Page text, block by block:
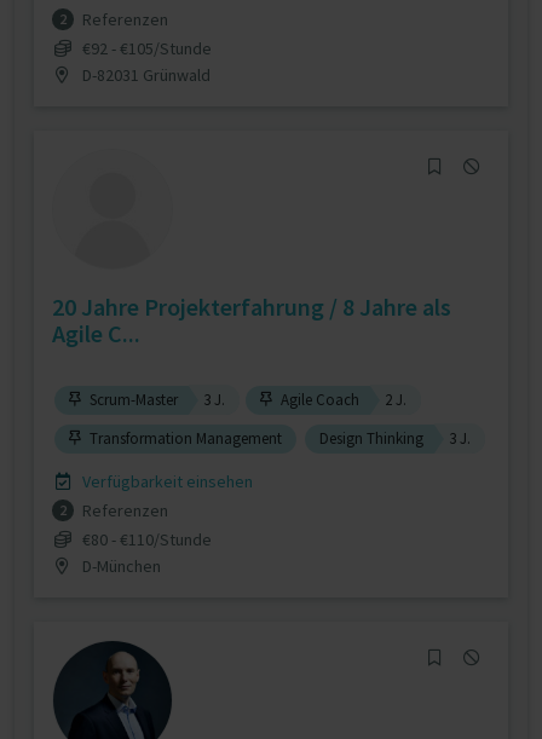
2
Referenzen
€92 - €105/Stunde
D-82031 Grünwald
20 Jahre Projekterfahrung / 8 Jahre als
Agile C...
Scrum-Master 3 J. Agile Coach
2 J.
Transformation Management
Design Thinking 3 J.
Verfügbarkeit einsehen
2
Referenzen
€80 - €110/Stunde
D-München